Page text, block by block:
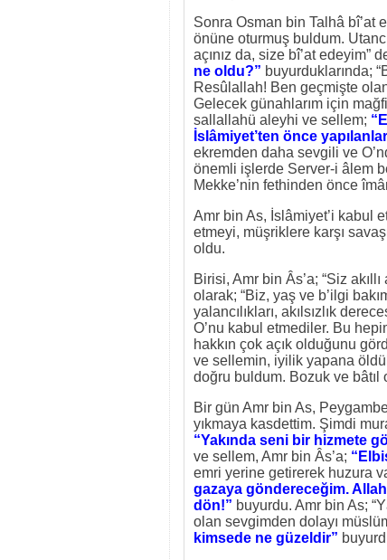
Sonra Osman bin Talhâ bî’at
önüne oturmuş buldum.
açınız da, size bî’at edeyim”
ne oldu?” buyurduklarında;
Resûlallah! Ben geçmişte
Gelecek günahlarım için
sallallahü aleyhi ve sellem;
İslâmiyet’ten önce
ekremden daha sevgili ve
önemli işlerde Server-i âlem
Mekke’nin fethinden önce
Amr bin As, İslâmiyet’i kabul
etmeyi, müşriklere karşı
oldu.
Birisi, Amr bin Âs’a; “Siz
olarak; “Biz, yaş ve b’ilgi
yalancılıkları, akılsızlık
O’nu kabul etmediler. Bu
hakkın çok açık olduğunu
ve sellemin, iyilik yapana
doğru buldum. Bozuk ve
Bir gün Amr bin As,
yıkmaya kasdettim. Şimdi
“Yakında seni bir hizmete
ve sellem, Amr bin Âs’a;
emri yerine getirerek huzura
gazaya göndereceğim.
dön!” buyurdu. Amr bin As;
olan sevgimden dolayı
kimsede ne güzeldir”